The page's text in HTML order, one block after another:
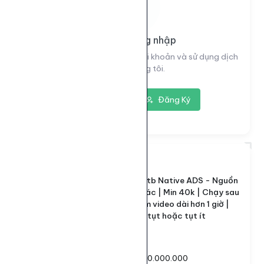
Vui lòng đăng nhập
Đăng nhập để xem thông tin tài khoản và sử dụng dịch
vụ của chúng tôi.
Đăng Ký
Sv1 | View ytb Native ADS - Nguồn
Ads Mxh khác | Min 40k | Chạy sau
1-24h | Cấm video dài hơn 1 giờ |
Gần đây ko tụt hoặc tụt ít
40.000 - 100.000.000